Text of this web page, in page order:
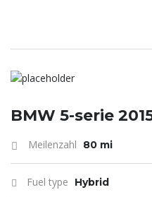
BMW 5-serie
Meilenzahl 80 mi
Fuel type Hybrid